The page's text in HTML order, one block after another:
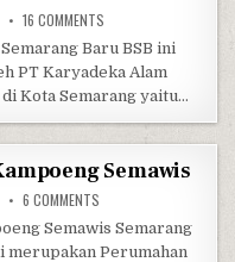
16 COMMENTS
Baru BSB ini
PT Karyadeka Alam
Kota Semarang yaitu…
Semawis
6 COMMENTS
Semawis Semarang
merupakan Perumahan